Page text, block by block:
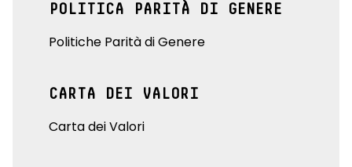
POLITICA PARITÀ DI GENERE
Politiche Parità di Genere
CARTA DEI VALORI
Carta dei Valori